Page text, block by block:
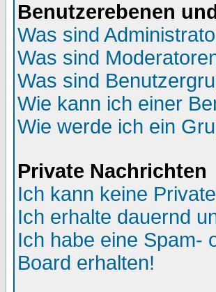
Benutzerebenen
Was sind
Was sind
Was sind
Wie kann ich einer
Wie werde ich ein
Private Nachrichten
Ich kann keine
Ich erhalte dauernd
Ich habe eine Spam-
Board erhalten!